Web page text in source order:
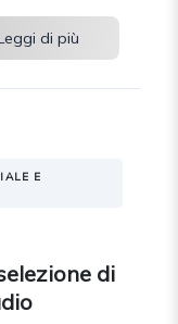
di più
E
di